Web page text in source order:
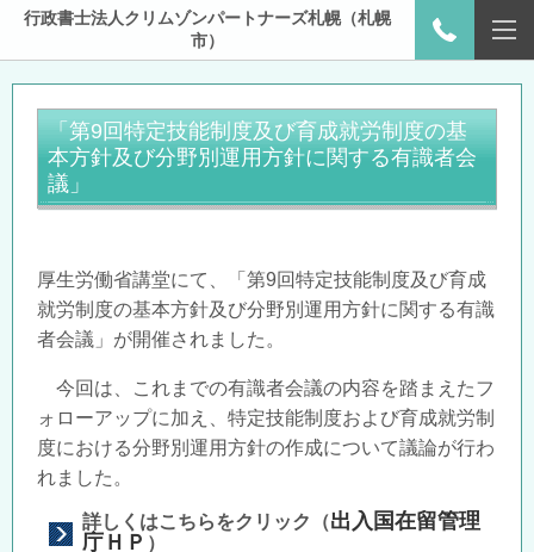
行政書士法人クリムゾンパートナーズ札幌（札幌
市）
「第9回特定技能制度及び育成就労制度の基
本方針及び分野別運用方針に関する有識者会
議」
厚生労働省講堂にて、「第9回特定技能制度及び育成
就労制度の基本方針及び分野別運用方針に関する有識
者会議」が開催されました。
今回は、これまでの有識者会議の内容を踏まえたフ
ォローアップに加え、特定技能制度および育成就労制
度における分野別運用方針の作成について議論が行わ
れました。
詳しくはこちらをクリック（出入国在留管理
庁ＨＰ ）